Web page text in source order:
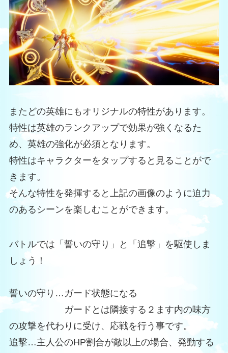
またどの英雄にもオリジナルの特性があります。
特性は英雄のランクアップで効果が強くなるた
め、英雄の強化が必須となります。
特性はキャラクターをタップすると見ることがで
きます。
そんな特性を発揮すると上記の画像のように迫力
のあるシーンを楽しむことができます。
バトルでは「誓いの守り」と「追撃」を駆使しま
しょう！
誓いの守り…ガード状態になる
ガードとは隣接する２ます内の味方
の攻撃を代わりに受け、応戦を行う事です。
追撃…主人公のHP割合が敵以上の場合、発動する